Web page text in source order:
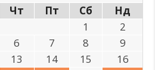
Чт Пт Сб
Нд
1
2
6 7 8
9
13 14 15
16